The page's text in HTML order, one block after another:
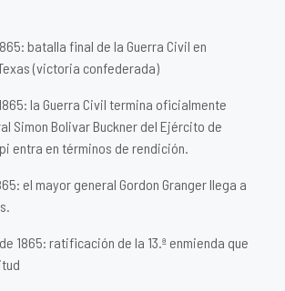
batalla final de la Guerra Civil en
(victoria confederada)
la Guerra Civil termina oficialmente
Simon Bolivar Buckner del Ejército de
entra en términos de rendición.
el mayor general Gordon Granger llega a
1865: ratificación de la 13.ª enmienda que